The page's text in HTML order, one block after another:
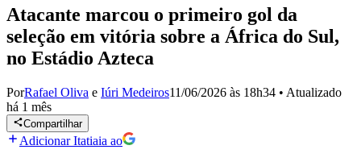
Atacante marcou o primeiro gol da
seleção em vitória sobre a África do Sul,
no Estádio Azteca
PorRafael Oliva e Iúri Medeiros11/06/2026 às 18h34 • Atualizado
há 1 mês
Compartilhar
Adicionar Itatiaia ao